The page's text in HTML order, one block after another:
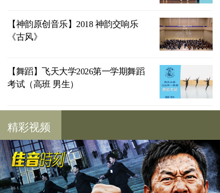
【神韵原创音乐】2018 神韵交响乐
《古风》
【舞蹈】飞天大学2026第一学期舞蹈
考试（高班 男生）
精彩视频